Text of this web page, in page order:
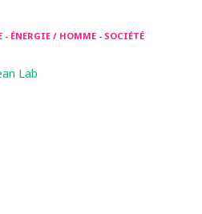
- ÉNERGIE / HOMME - SOCIÉTÉ
Lab